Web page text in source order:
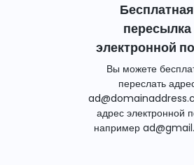
Бесплатная
пересылка
электронной
Вы можете
переслать
адрес электронной
например